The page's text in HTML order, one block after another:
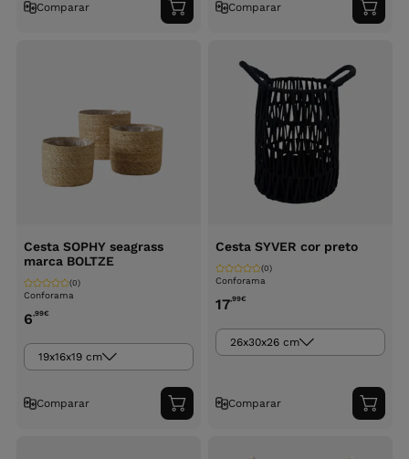
Comparar
Adicionar
ao
Comparar
ao
Cesta SOPHY seagrass
marca BOLTZE
Conforama
(0)
6,99€
19x16x19 cm
Comparar
Adicionar
ao
Cesta SYVER cor preto
Conforama
(0)
17,99€
26x30x26 cm
Comparar
ao